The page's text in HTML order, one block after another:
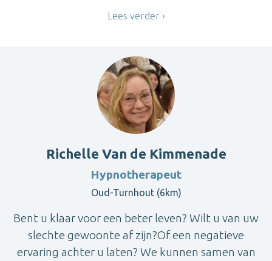
Lees verder
Richelle Van de Kimmenade
Hypnotherapeut
Oud-Turnhout (6km)
Bent u klaar voor een beter leven? Wilt u van uw
slechte gewoonte af zijn?Of een negatieve
ervaring achter u laten? We kunnen samen van